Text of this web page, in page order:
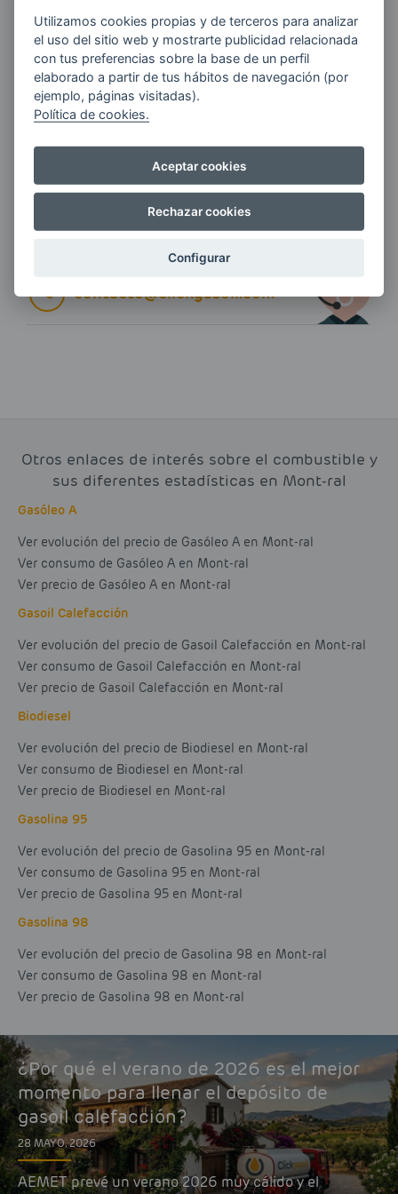
Quiero recibir las últimas novedades de AVIA
ENERGIAS por cualquier medio, incluido
Si tienes alguna duda durante el
pedido escríbenos a:
contacto@clickgasoil.com
Otros enlaces de interés sobre el combustible y
sus diferentes estadísticas en Mont-ral
Gasóleo A
Ver evolución del precio de Gasóleo A en Mont-ral
Ver consumo de Gasóleo A en Mont-ral
Ver precio de Gasóleo A en Mont-ral
Gasoil Calefacción
Ver evolución del precio de Gasoil Calefacción en Mont-ral
Ver consumo de Gasoil Calefacción en Mont-ral
Ver precio de Gasoil Calefacción en Mont-ral
Biodiesel
Ver evolución del precio de Biodiesel en Mont-ral
Ver consumo de Biodiesel en Mont-ral
Ver precio de Biodiesel en Mont-ral
Gasolina 95
Ver evolución del precio de Gasolina 95 en Mont-ral
Ver consumo de Gasolina 95 en Mont-ral
Ver precio de Gasolina 95 en Mont-ral
Gasolina 98
Ver evolución del precio de Gasolina 98 en Mont-ral
Ver consumo de Gasolina 98 en Mont-ral
Ver precio de Gasolina 98 en Mont-ral
¿Por qué el verano de 2026 es el mejor
momento para llenar el depósito de
gasoil calefacción?
28 MAYO, 2026
AEMET prevé un verano 2026 muy cálido y el
Utilizamos cookies propias y de terceros para analizar
el uso del sitio web y mostrarte publicidad relacionada
con tus preferencias sobre la base de un perfil
elaborado a partir de tus hábitos de navegación (por
ejemplo, páginas visitadas).
Política de cookies.
Aceptar cookies
Rechazar cookies
Configurar